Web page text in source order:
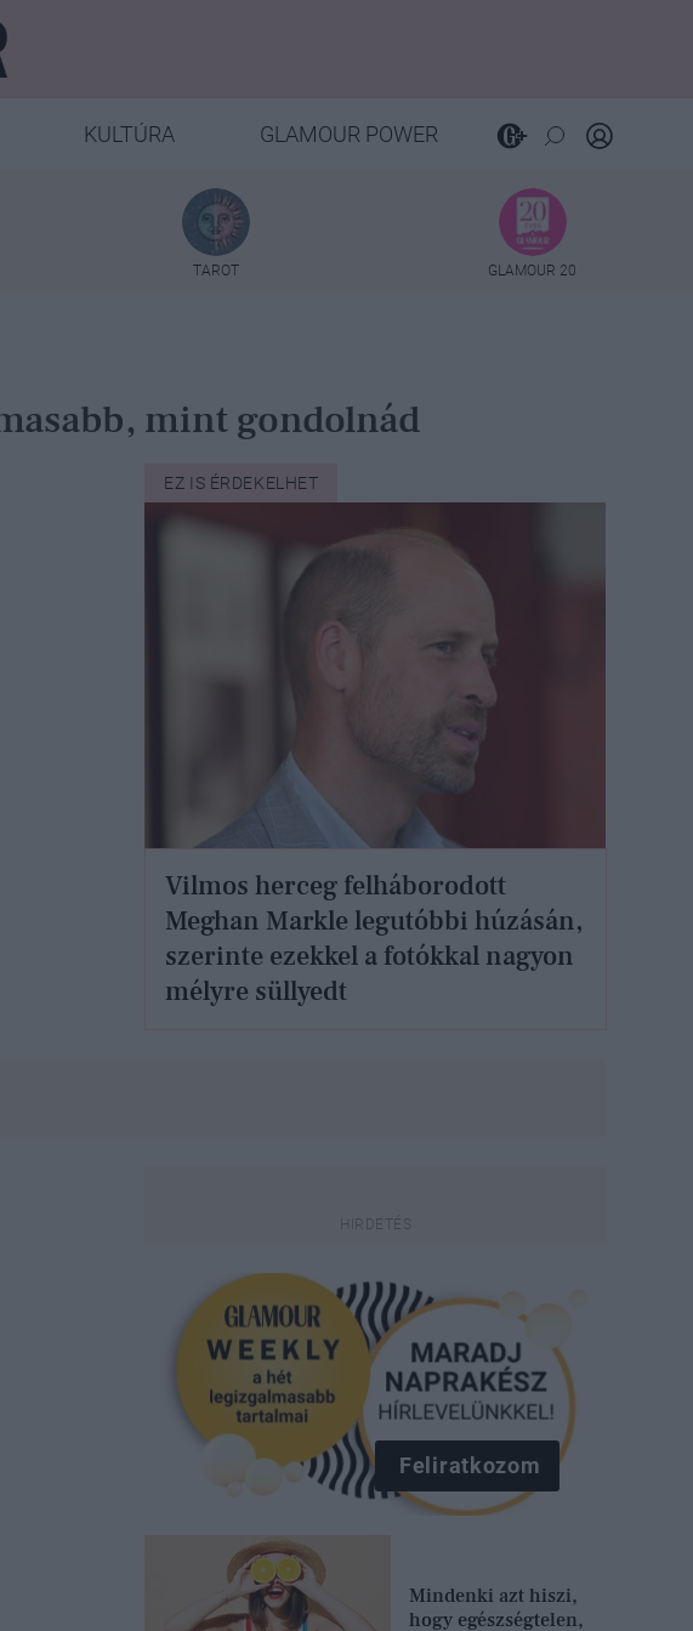
KULTÚRA GLAMOUR POWER
TAROT GLAMOUR 20
mint gondolnád
EZ IS ÉRDEKELHET
Vilmos herceg felháborodott
Meghan Markle legutóbbi húzásán,
szerinte ezekkel a fotókkal nagyon
mélyre süllyedt
Feliratkozom
Mindenki azt hiszi,
hogy egészségtelen,